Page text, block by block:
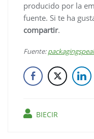
producido por la
fuente. Si te ha
compartir.
Fuente:
BIECIR